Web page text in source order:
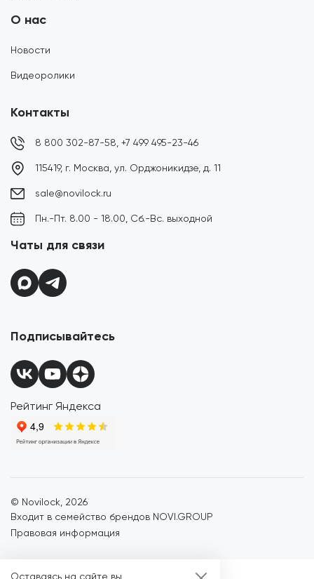
О нас
Новости
Видеоролики
Контакты
8 800 302-87-58, +7 499 495-23-46
115419, г. Москва, ул. Орджоникидзе, д. 11
sale@novilock.ru
Пн.-Пт. 8.00 - 18.00, Сб.-Вс. выходной
Чаты для связи
Подписывайтесь
Рейтинг Яндекса
© Novilock, 2026
Входит в семейство брендов NOVI.GROUP
Правовая информация
Оставаясь на сайте вы